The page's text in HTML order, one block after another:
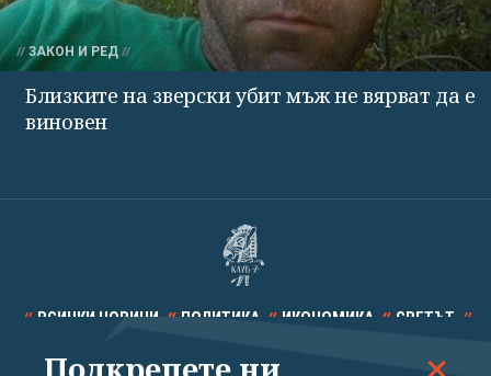
ЗАКОН И РЕД
Близките на зверски убит мъж не вярват да е
виновен
ВСИЧКИ НОВИНИ ПОЛИТИКА ИКОНОМИКА СВЕТЪТ
СПОРТ КУЛТУРА ТЕХНОЛОГИИ КАЛЕЙДОСКОП